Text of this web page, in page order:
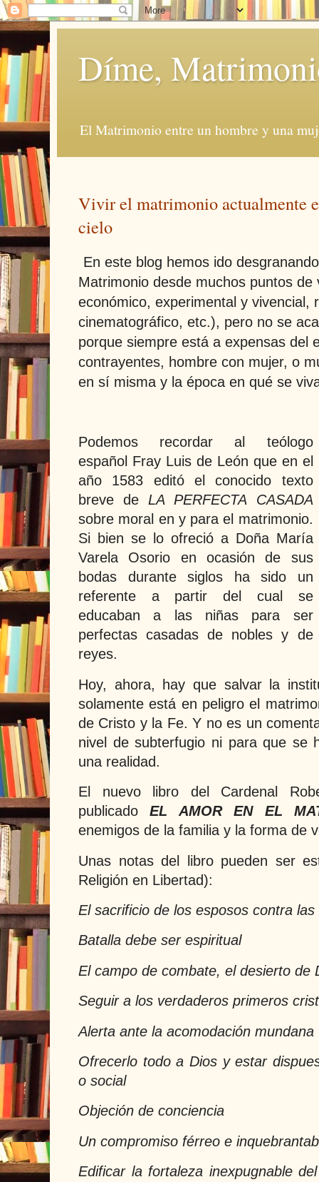
Díme,
El Matrimonio entre un hombre y una
Vivir el matrimonio actualmente
cielo
En este blog hemos ido
Matrimonio desde muchos puntos
económico, experimental y vivencial,
cinematográfico, etc.), pero no se
porque siempre está a expensas del
contrayentes, hombre con mujer, o
en sí misma y la época en qué se
Podemos recordar al teólogo
español Fray Luis de León que en el
año 1583 editó el conocido texto
breve deLA PERFECTA CASADA
sobre moral en y para el matrimonio.
Si bien se lo ofreció a Doña María
Varela Osorio en ocasión de sus
bodas durante siglos ha sido un
referente a partir del cual se
educaban a las niñas para ser
perfectas casadas de nobles y de
reyes.
Hoy, ahora, hay que salvar la
solamente está en peligro el
de Cristo y la Fe. Y no es un
nivel de subterfugio ni para que se
una realidad.
El nuevo libro del Cardenal
publicadoEL AMOR EN EL
enemigos de la familia y la forma de
Unas notas del libro pueden ser
Religión en Libertad):
El sacrificio de los esposos contra
Batalla debe ser espiritual
El campo de combate, el desierto de
Seguir a los verdaderos primeros
Alerta ante la acomodación mundana
Ofrecerlo todo a Dios y estar
o social
Objeción de conciencia
Un compromiso férreo e
Edificar la fortaleza inexpugnable